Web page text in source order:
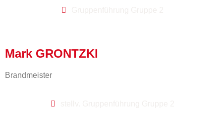
Mark GRONTZKI
Brandmeister